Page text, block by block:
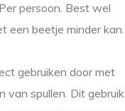
persoon. Best wel
een beetje minder kan.
gebruiken door met
van spullen. Dit gebruik